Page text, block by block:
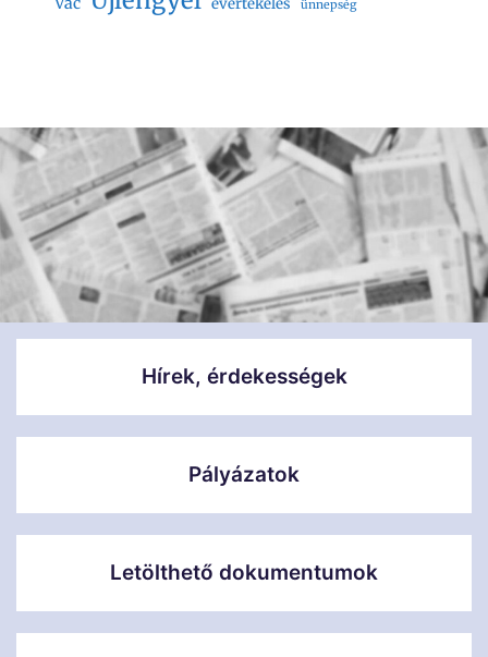
ünnepség
Hírek, érdekességek
Pályázatok
Letölthető dokumentumok